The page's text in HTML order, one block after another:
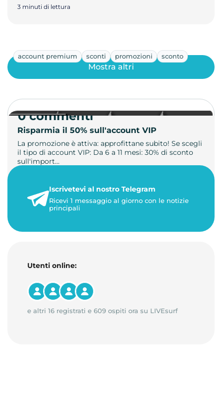
3 minuti di lettura
account premium sconti promozioni sconto
Risparmia il 50% sull'account VIP
La promozione è attiva: approfittane subito! Se scegli
il tipo di account VIP: Da 6 a 11 mesi: 30% di sconto
sull'import…
1 minuto di lettura
Mostra altri
0 commenti
Iscrivetevi al nostro Telegram
Ricevi 1 messaggio al giorno con le notizie
principali
Utenti online:
e altri 16 registrati e 609 ospiti ora su LIVEsurf